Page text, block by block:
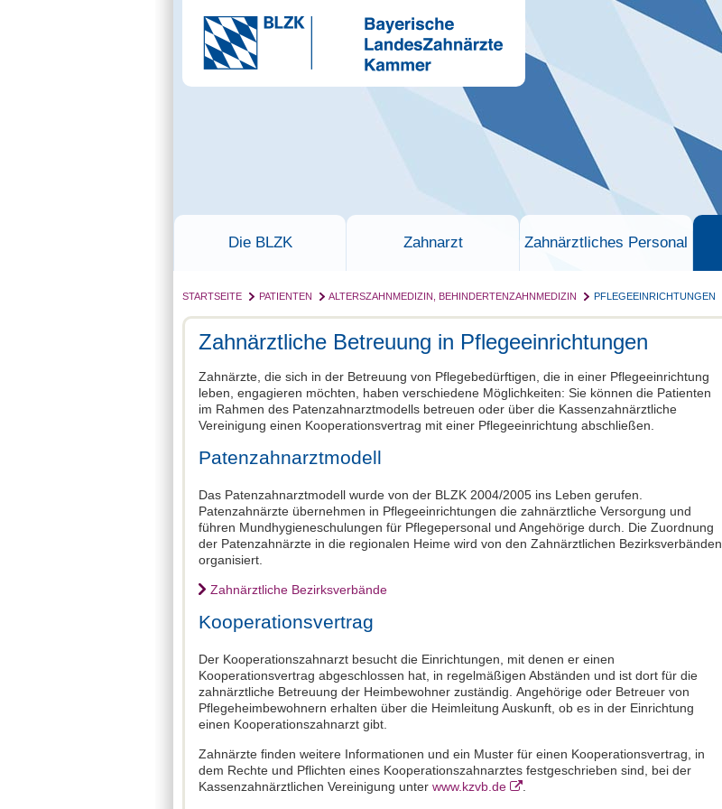
Die BLZK Zahnarzt Zahnärztliches Personal
STARTSEITE PATIENTEN ALTERSZAHNMEDIZIN, BEHINDERTENZAHNMEDIZIN PFLEGEEINRICHTUNGEN
Zahnärztliche Betreuung in Pflegeeinrichtungen
Zahnärzte, die sich in der Betreuung von Pflegebedürftigen, die in einer Pflegeeinrichtung
leben, engagieren möchten, haben verschiedene Möglichkeiten: Sie können die Patienten
im Rahmen des Patenzahnarztmodells betreuen oder über die Kassenzahnärztliche
Vereinigung einen Kooperationsvertrag mit einer Pflegeeinrichtung abschließen.
Patenzahnarztmodell
Das Patenzahnarztmodell wurde von der BLZK 2004/2005 ins Leben gerufen.
Patenzahnärzte übernehmen in Pflegeeinrichtungen die zahnärztliche Versorgung und
führen Mundhygieneschulungen für Pflegepersonal und Angehörige durch. Die Zuordnung
der Patenzahnärzte in die regionalen Heime wird von den Zahnärztlichen Bezirksverbänden
organisiert.
Zahnärztliche Bezirksverbände
Kooperationsvertrag
Der Kooperationszahnarzt besucht die Einrichtungen, mit denen er einen
Kooperationsvertrag abgeschlossen hat, in regelmäßigen Abständen und ist dort für die
zahnärztliche Betreuung der Heimbewohner zuständig. Angehörige oder Betreuer von
Pflegeheimbewohnern erhalten über die Heimleitung Auskunft, ob es in der Einrichtung
einen Kooperationszahnarzt gibt.
Zahnärzte finden weitere Informationen und ein Muster für einen Kooperationsvertrag, in
dem Rechte und Pflichten eines Kooperationszahnarztes festgeschrieben sind, bei der
Kassenzahnärztlichen Vereinigung unter www.kzvb.de